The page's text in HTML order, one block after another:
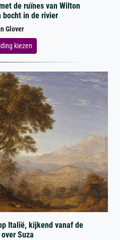
de ruïnes van Wilton
bocht in de rivier
Glover
kiezen
Italië, kijkend vanaf de
Suza